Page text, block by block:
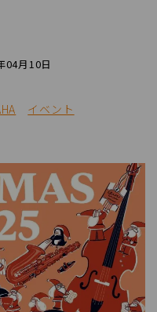
04月10日
イベント